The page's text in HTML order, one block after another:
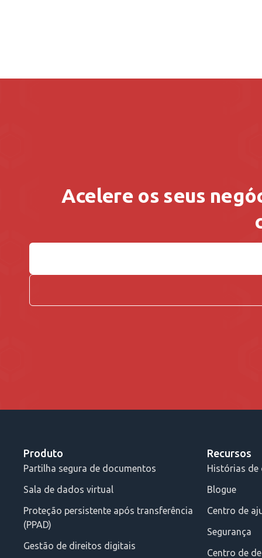
Acelere os seus
Produto
Partilha segura de documentos
Sala de dados virtual
Proteção persistente após transferência
(PPAD)
Gestão de direitos digitais
Recursos
Histórias de
Blogue
Centro de
Segurança
Centro de